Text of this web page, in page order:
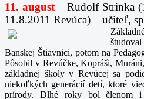
11. august – Rudolf Strinka
11.8.2011 Revúca) – učiteľ,
Banskej Štiavnici, potom na
Pôsobil v Revúčke, Kopráši,
základnej školy v Revúcej sa
niekoľkých generácií detí, ktoré
prírody. Dlhé roky bol členom i